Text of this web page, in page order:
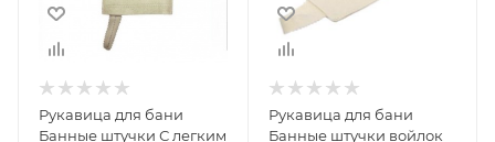
Рукавица для бани
Банные штучки С легким
Рукавица для бани
Банные штучки войлок